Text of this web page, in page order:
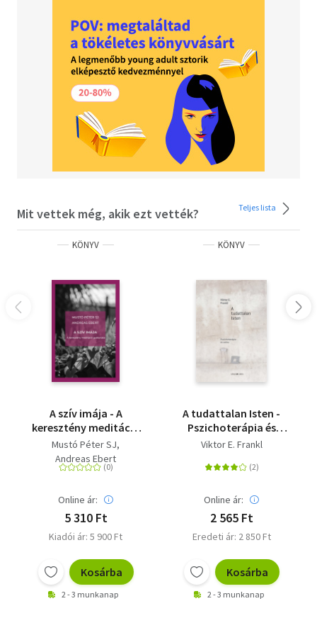
Mit vettek még, akik ezt vették? Teljes lista
KÖNYV
A szív imája - A
keresztény meditáció
gyakorlata
Mustó Péter SJ
Andreas Ebert
Online ár:
5 310 Ft
Kiadói ár: 5 900 Ft
Kosárba
2 - 3 munkanap
KÖNYV
A tudattalan Isten -
Pszichoterápia és
vallás
Viktor E. Frankl
Online ár:
2 565 Ft
Eredeti ár: 2 850 Ft
Kosárba
2 - 3 munkanap